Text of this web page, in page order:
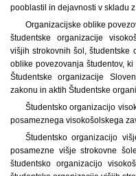
pooblastil in dejavnosti v skladu
Organizacijske oblike
študentske organizacije
višjih strokovnih šol, študentske
oblike povezovanja študentov,
Študentske organizacije
zakonu in aktih Študentske
Študentsko organizacijo
posameznega visokošolskega
Študentsko organizacijo
posamezne višje strokovne
študentsko organizacijo